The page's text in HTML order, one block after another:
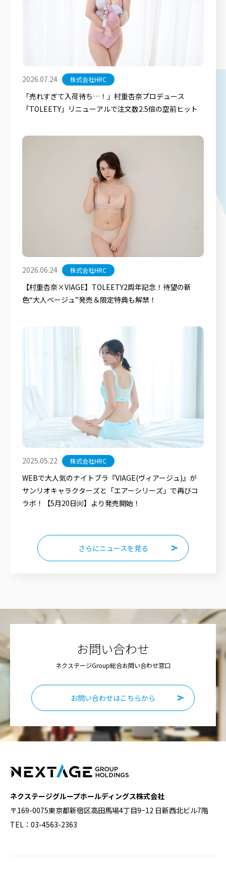
「売れすぎて入荷待ち…！」村重杏奈プロデュース
「TOLEETY」リニューアルで注文数2.5倍の空前ヒット
2026.07.24 株式会社HRC
【村重杏奈×VIAGE】TOLEETY2周年記念！待望の新
色“大人ベージュ”発売＆限定特典も解禁！
2026.06.24 株式会社HRC
WEBで大人気のナイトブラ『VIAGE(ヴィアージュ)』が
サンリオキャラクターズと「エアーシリーズ」で再びコ
ラボ！【5月20日㈫】より発売開始！
2025.05.22 株式会社HRC
さらにニュースを見る
お問い合わせ
ネクステージGroup総合お問い合わせ窓口
お問い合わせはこちらから
ネクステージグループホールディングス株式会社
〒169-0075東京都新宿区高田馬場4丁目9−12 日新西北ビル7階
TEL：03-4563-2363